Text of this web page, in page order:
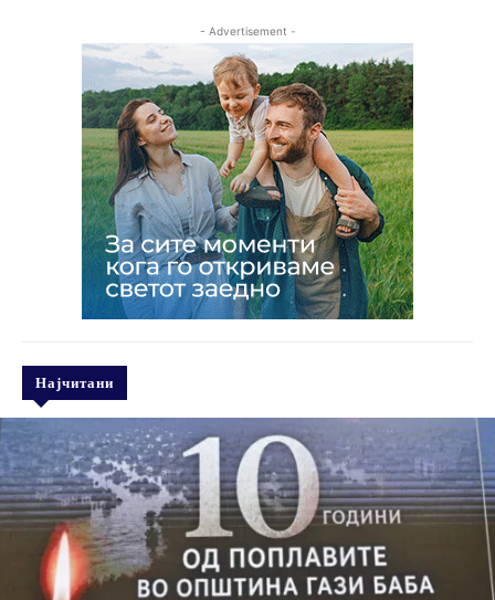
- Advertisement -
Најчитани